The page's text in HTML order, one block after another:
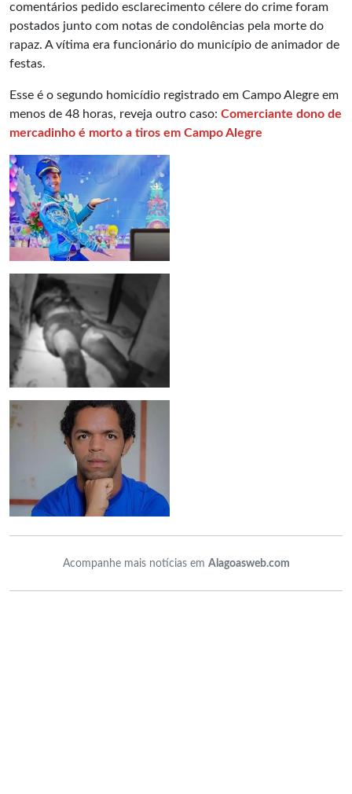
comentários pedido esclarecimento célere do crime foram
postados junto com notas de condolências pela morte do
rapaz. A vítima era funcionário do município de animador de
festas.
Esse é o segundo homicídio registrado em Campo Alegre em
menos de 48 horas, reveja outro caso: Comerciante dono de
mercadinho é morto a tiros em Campo Alegre
Acompanhe mais notícias em Alagoasweb.com